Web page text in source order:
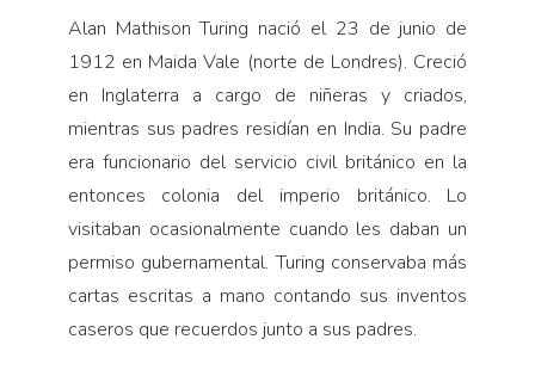
Alan Mathison Turing nació el 23 de junio de
1912 en Maida Vale (norte de Londres). Creció
en Inglaterra a cargo de niñeras y criados,
mientras sus padres residían en India. Su padre
era funcionario del servicio civil británico en la
entonces colonia del imperio británico. Lo
visitaban ocasionalmente cuando les daban un
permiso gubernamental. Turing conservaba más
cartas escritas a mano contando sus inventos
caseros que recuerdos junto a sus padres.